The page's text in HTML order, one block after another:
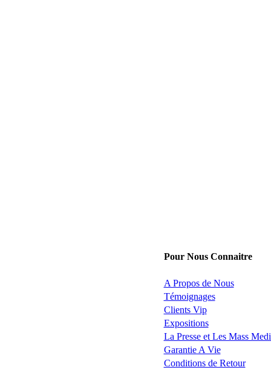
Pour Nous Connaitre
A Propos de Nous
Témoignages
Clients Vip
Expositions
La Presse et Les Mass
Garantie A Vie
Conditions de Retour